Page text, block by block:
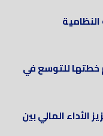
خطتها للتوسع في
المالي بين